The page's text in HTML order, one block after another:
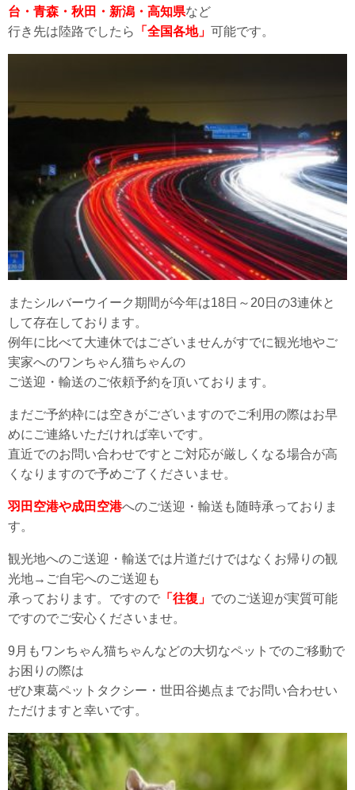
台・青森・秋田・新潟・高知県など
行き先は陸路でしたら
「全国各地」 可能です。
またシルバーウイーク期間が今年は18日～20日の3連休と
して存在しております。
例年に比べて大連休ではございませんがすでに観光地やご
実家へのワンちゃん猫ちゃんの
ご送迎・輸送のご依頼予約を頂いております。
まだご予約枠には空きがございますのでご利用の際はお早
めにご連絡いただければ幸いです。
直近でのお問い合わせですとご対応が厳しくなる場合が高
くなりますので予めご了くださいませ。
羽田空港や成田空港へのご送迎・輸送も随時承っておりま
す。
観光地へのご送迎・輸送では片道だけではなくお帰りの観
光地→ご自宅へのご送迎も
承っております。ですので 「往復」 でのご送迎が実質可能
ですのでご安心くださいませ。
9月もワンちゃん猫ちゃんなどの大切なペットでのご移動で
お困りの際は
ぜひ東葛ペットタクシー・世田谷拠点までお問い合わせい
ただけますと幸いです。